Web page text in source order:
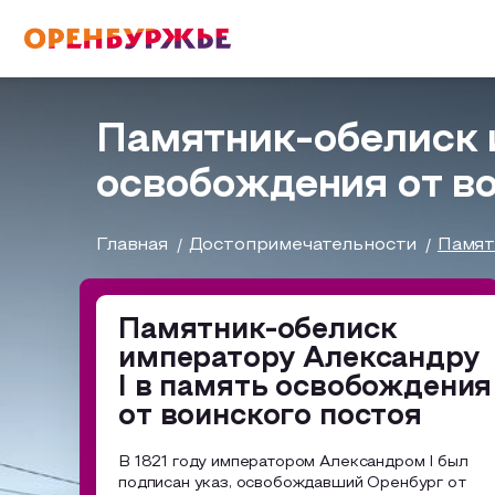
О РЕГИОНЕ
Фотобанк
Бузулук и Бузулукский район
Соль-Илецкий район
Саракташский район
МОЙ МАРШРУТ
Маршруты от туроператоров
Промышленный туризм
Пешеходный туризм
ГДЕ ОСТАНОВИТЬСЯ
Русский(RU)Памятник-
освобождения от
Главная Достопримечательности
Памятник-обелиск
императору Александру
I в память освобождения
от воинского постоя
В 1821 году императором Александром I был
подписан указ, освобождавший Оренбург от